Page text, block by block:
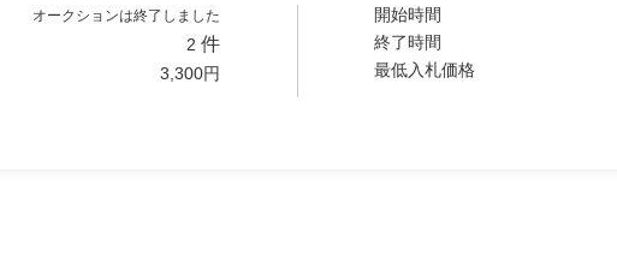
オークションは終了しました
2 件
3,300円
開始時間
終了時間
最低入札価格